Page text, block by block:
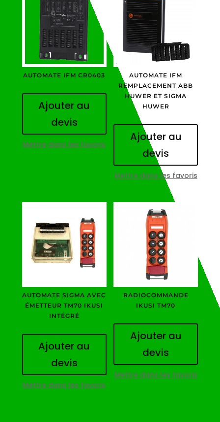
AUTOMATE IFM CR0403
Ajouter au
devis
Mettre dans les favoris
AUTOMATE IFM
REMPLACEMENT ABB
HUWER ET SIGMA
HUWER
Ajouter au
devis
Mettre dans les favoris
AUTOMATE SIGMA AVEC
ÉMETTEUR TM70 IKUSI
INTÉGRÉ
Ajouter au
devis
Mettre dans les favoris
RADIOCOMMANDE
IKUSI TM70
Ajouter au
devis
Mettre dans les favoris